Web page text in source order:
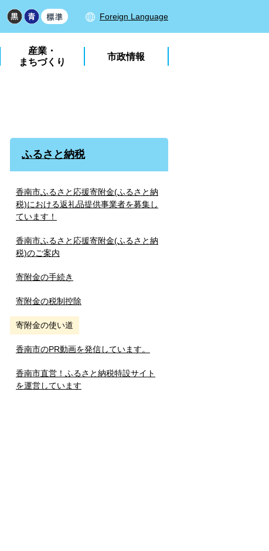
Foreign Language
産業・
まちづくり
市政情報
ふるさと納税
香南市ふるさと応援寄附金(ふるさと納
税)における返礼品提供事業者を募集し
ています！
香南市ふるさと応援寄附金(ふるさと納
税)のご案内
寄附金の手続き
寄附金の税制控除
寄附金の使い道
香南市のPR動画を発信しています。
香南市直営！ふるさと納税特設サイト
を運営しています